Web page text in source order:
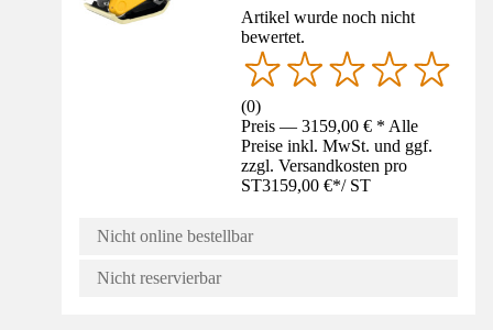
Artikel wurde noch nicht
bewertet.
(0)
Preis — 3159,00 € * Alle
Preise inkl. MwSt. und ggf.
zzgl. Versandkosten pro
ST3159,00 €*/ ST
Nicht online bestellbar
Nicht reservierbar